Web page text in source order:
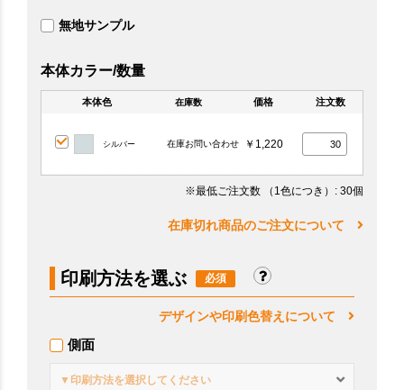
無地サンプル
本体カラー/数量
本体色 在庫数 価格 注文数
シルバー 在庫お問い合わせ ￥1,220
※最低ご注文数 （1色につき） : 30個
在庫切れ商品のご注文について
印刷方法を選ぶ
デザインや印刷色替えについて
側面
▼印刷方法を選択してください